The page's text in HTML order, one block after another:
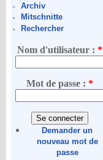
Archiv
Mitschnitte
Rechercher
Nom d'utilisateur :*
Mot de passe :*
Demander un
nouveau mot de
passe